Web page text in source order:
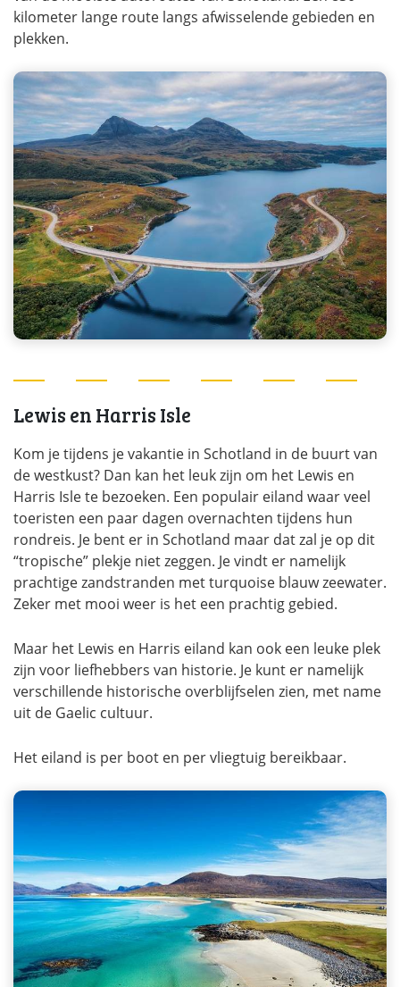
kilometer lange route langs afwisselende gebieden en
plekken.
Lewis en Harris Isle
Kom je tijdens je vakantie in Schotland in de buurt van
de westkust? Dan kan het leuk zijn om het Lewis en
Harris Isle te bezoeken. Een populair eiland waar veel
toeristen een paar dagen overnachten tijdens hun
rondreis. Je bent er in Schotland maar dat zal je op dit
“tropische” plekje niet zeggen. Je vindt er namelijk
prachtige zandstranden met turquoise blauw zeewater.
Zeker met mooi weer is het een prachtig gebied.
Maar het Lewis en Harris eiland kan ook een leuke plek
zijn voor liefhebbers van historie. Je kunt er namelijk
verschillende historische overblijfselen zien, met name
uit de Gaelic cultuur.
Het eiland is per boot en per vliegtuig bereikbaar.